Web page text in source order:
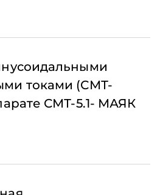
токами (СМТ-
СМТ-5.1- МАЯК